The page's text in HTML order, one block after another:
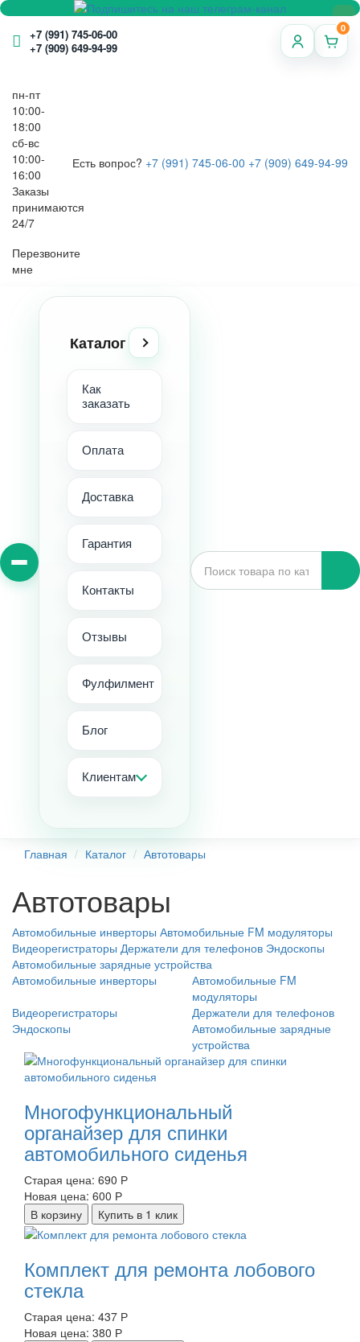
+7 (991) 745-06-00
+7 (909) 649-94-99
0
пн-пт
10:00-
18:00
сб-вс
10:00-
16:00
Заказы
принимаются
24/7
Есть вопрос? +7 (991) 745-06-00 +7 (909) 649-94-99
Перезвоните
мне
Каталог
Как
заказать
Оплата
Доставка
Гарантия
Контакты
Отзывы
Фулфилмент
Блог
Клиентам
Главная Каталог Автотовары
Автотовары
Автомобильные инверторы Автомобильные FM модуляторы
Видеорегистраторы Держатели для телефонов Эндоскопы
Автомобильные зарядные устройства
Автомобильные инверторы
Автомобильные FM
модуляторы
Видеорегистраторы
Держатели для телефонов
Эндоскопы
Автомобильные зарядные
устройства
Многофункциональный
органайзер для спинки
автомобильного сиденья
Старая цена: 690 Р
Новая цена: 600 Р
В корзину
Купить в 1 клик
Комплект для ремонта лобового
стекла
Старая цена: 437 Р
Новая цена: 380 Р